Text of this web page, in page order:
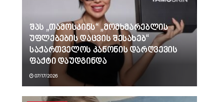
შპს „თამოსკინს“ „მომხმარებლის
უფლებების დაცვის შესახებ“
საქართველოს კანონის დარღვევის
ფაქტი დაუდგინდა
07/17/2026